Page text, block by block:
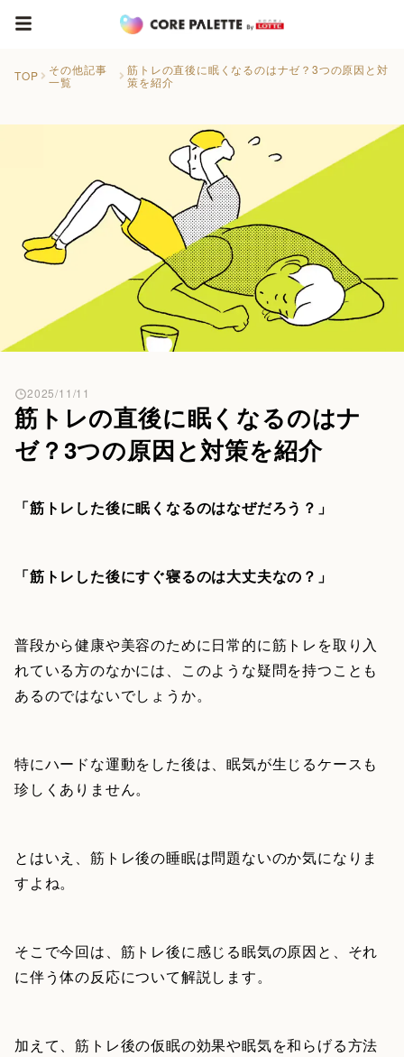
TOP
その他記事
一覧
筋トレの直後に眠くなるのはナゼ？3つの原因と対
策を紹介
筋トレの直後に眠くなるのはナ
ゼ？3つの原因と対策を紹介
2025/11/11
「筋トレした後に眠くなるのはなぜだろう？」
「筋トレした後にすぐ寝るのは大丈夫なの？」
普段から健康や美容のために日常的に筋トレを取り入
れている方のなかには、このような疑問を持つことも
あるのではないでしょうか。
特にハードな運動をした後は、眠気が生じるケースも
珍しくありません。
とはいえ、筋トレ後の睡眠は問題ないのか気になりま
すよね。
そこで今回は、筋トレ後に感じる眠気の原因と、それ
に伴う体の反応について解説します。
加えて、筋トレ後の仮眠の効果や眠気を和らげる方法